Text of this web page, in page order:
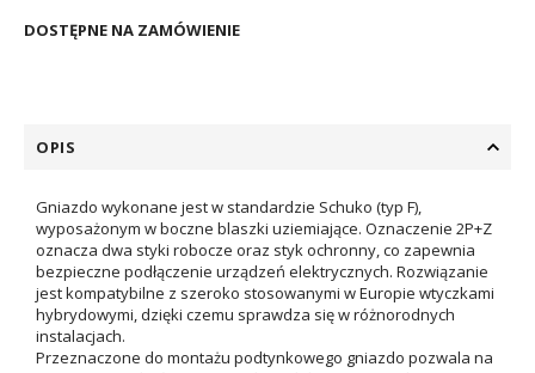
DOSTĘPNE NA ZAMÓWIENIE
OPIS
Gniazdo wykonane jest w standardzie Schuko (typ F),
wyposażonym w boczne blaszki uziemiające. Oznaczenie 2P+Z
oznacza dwa styki robocze oraz styk ochronny, co zapewnia
bezpieczne podłączenie urządzeń elektrycznych. Rozwiązanie
jest kompatybilne z szeroko stosowanymi w Europie wtyczkami
hybrydowymi, dzięki czemu sprawdza się w różnorodnych
instalacjach.
Przeznaczone do montażu podtynkowego gniazdo pozwala na